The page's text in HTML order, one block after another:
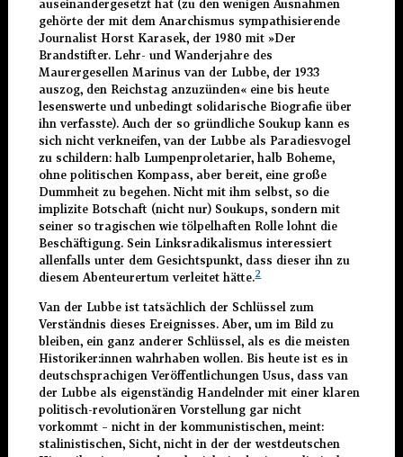
auseinandergesetzt hat (zu den wenigen Ausnahmen
gehörte der mit dem Anarchismus sympathisierende
Journalist Horst Karasek, der 1980 mit »Der
Brandstifter. Lehr- und Wanderjahre des
Maurergesellen Marinus van der Lubbe, der 1933
auszog, den Reichstag anzuzünden« eine bis heute
lesenswerte und unbedingt solidarische Biografie über
ihn verfasste). Auch der so gründliche Soukup kann es
sich nicht verkneifen, van der Lubbe als Paradiesvogel
zu schildern: halb Lumpenproletarier, halb Boheme,
ohne politischen Kompass, aber bereit, eine große
Dummheit zu begehen. Nicht mit ihm selbst, so die
implizite Botschaft (nicht nur) Soukups, sondern mit
seiner so tragischen wie tölpelhaften Rolle lohnt die
Beschäftigung. Sein Linksradikalismus interessiert
allenfalls unter dem Gesichtspunkt, dass dieser ihn zu
diesem Abenteurertum verleitet hätte.2
Van der Lubbe ist tatsächlich der Schlüssel zum
Verständnis dieses Ereignisses. Aber, um im Bild zu
bleiben, ein ganz anderer Schlüssel, als es die meisten
Historiker:innen wahrhaben wollen. Bis heute ist es in
deutschsprachigen Veröffentlichungen Usus, dass van
der Lubbe als eigenständig Handelnder mit einer klaren
politisch-revolutionären Vorstellung gar nicht
vorkommt – nicht in der kommunistischen, meint:
stalinistischen, Sicht, nicht in der der westdeutschen